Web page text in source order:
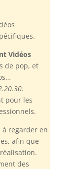
Vidéos
de pop, et
.
pour les
à regarder en
afin que
des